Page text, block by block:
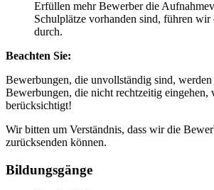
Erfüllen mehr Bewerber die
Schulplätze vorhanden sind, führen
durch.
Beachten Sie:
Bewerbungen, die unvollständig sind,
Bewerbungen, die nicht rechtzeitig eingehen,
berücksichtigt!
Wir bitten um Verständnis, dass wir die
zurücksenden können.
Bildungsgänge